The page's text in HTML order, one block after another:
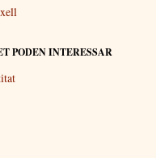
PODEN INTERESSAR